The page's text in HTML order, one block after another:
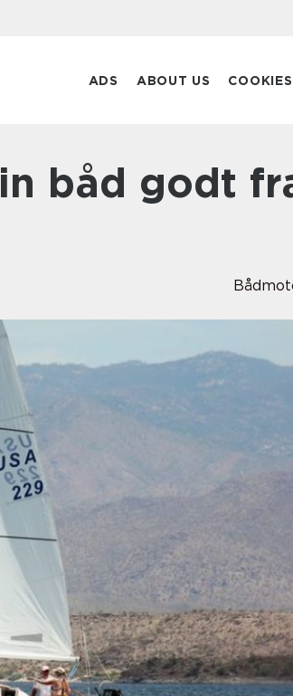
ADS ABOUT US COOKIES